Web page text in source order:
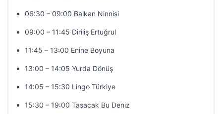
06:30 – 09:00 Balkan Ninnisi
09:00 – 11:45 Diriliş Ertuğrul
11:45 – 13:00 Enine Boyuna
13:00 – 14:05 Yurda Dönüş
14:05 – 15:30 Lingo Türkiye
15:30 – 19:00 Taşacak Bu Deniz